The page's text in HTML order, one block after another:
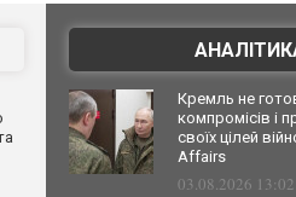
Кремль не
компромісів і
своїх цілей
Affairs
03.08.2026 13:02